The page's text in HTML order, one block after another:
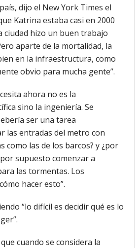
dijo el New York Times el
Katrina estaba casi en 2000
ciudad hizo un buen trabajo
aparte de la mortalidad, la
en la infraestructura, como
obvio para mucha gente”.
ahora no es la
sino la ingeniería. Se
ser una tarea
las entradas del metro con
como las de los barcos? y ¿por
supuesto comenzar a
las tormentas. Los
hacer esto”.
“lo difícil es decidir qué es lo
cuando se considera la